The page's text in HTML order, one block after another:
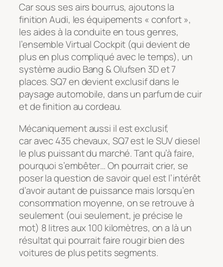
Car sous ses airs bourrus, ajoutons la
finition Audi, les équipements « confort »,
les aides à la conduite en tous genres,
l’ensemble Virtual Cockpit (qui devient de
plus en plus compliqué avec le temps), un
système audio Bang & Olufsen 3D et 7
places. SQ7 en devient exclusif dans le
paysage automobile, dans un parfum de cuir
et de finition au cordeau.
Mécaniquement aussi il est exclusif,
car avec 435 chevaux, SQ7 est le SUV diesel
le plus puissant du marché. Tant qu’à faire,
pourquoi s’embêter… On pourrait crier, se
poser la question de savoir quel est l’intérêt
d’avoir autant de puissance mais lorsqu’en
consommation moyenne, on se retrouve à
seulement (oui seulement, je précise le
mot) 8 litres aux 100 kilomètres, on a là un
résultat qui pourrait faire rougir bien des
voitures de plus petits segments.